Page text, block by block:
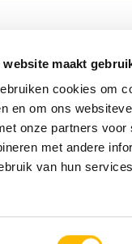
website maakt
cookies om
en om ons
onze partners voor
met andere
van hun